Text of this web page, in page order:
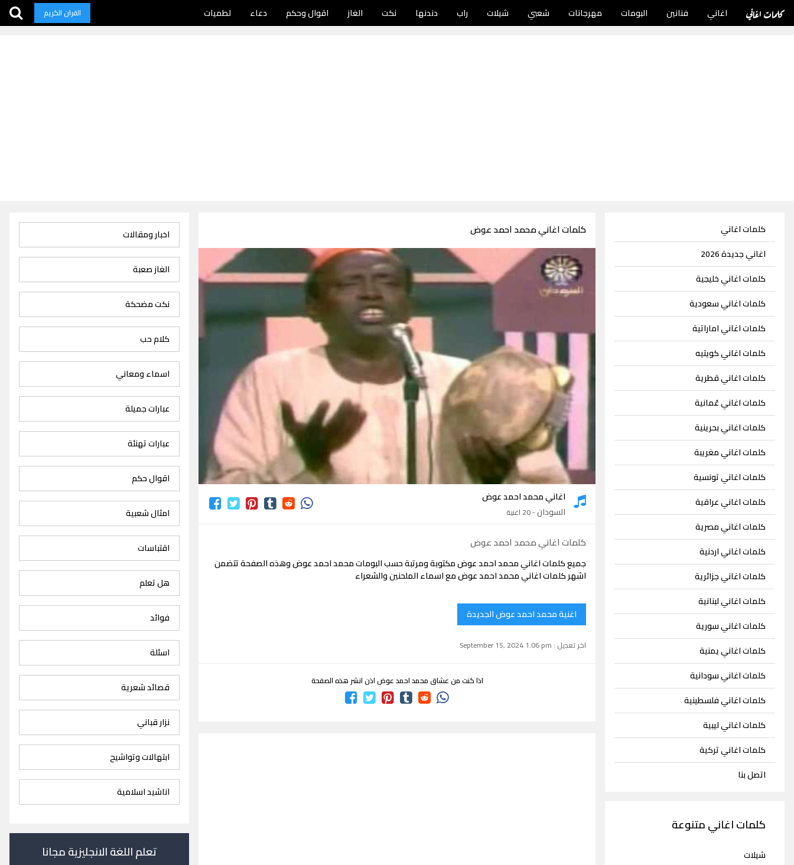
كلمات اغاني اغاني فنانين البومات مهرجانات شعبي شيلات راب دندنها نكت الغاز اقوال وحكم دعاء لطميات القران الكريم
كلمات اغاني
اغاني جديدة 2026
كلمات اغاني خليجية
كلمات اغاني سعودية
كلمات اغاني اماراتية
كلمات اغاني كويتيه
كلمات اغاني قطرية
كلمات اغاني عُمانية
كلمات اغاني بحرينية
كلمات اغاني مغريبة
كلمات اغاني تونسية
كلمات اغاني عراقية
كلمات اغاني مصرية
كلمات اغاني اردنية
كلمات اغاني جزائرية
كلمات اغاني لبنانية
كلمات اغاني سورية
كلمات اغاني يمنية
كلمات اغاني سودانية
كلمات اغاني فلسطينية
كلمات اغاني ليبية
كلمات اغاني تركية
اتصل بنا
كلمات اغاني متنوعة
شيلات
كلمات اغاني محمد احمد عوض
كلمات اغاني محمد احمد عوض
اغاني محمد احمد عوض
السودان- 20 اغنية
كلمات اغاني محمد احمد عوض
جميع كلمات اغاني محمد احمد عوض مكتوبة ومرتبة حسب البومات محمد احمد عوض وهذه الصفحة تتضمن
اشهر كلمات اغاني محمد احمد عوض مع اسماء الملحنين والشعراء
اغنية محمد احمد عوض الجديدة
اخر تعديل : September 15, 2024 1:06 pm
اذا كنت من عشاق محمد احمد عوض اذن انشر هذه الصفحة
اخبار ومقالات
الغاز صعبة
نكت مضحكة
كلام حب
اسماء ومعاني
عبارات جميلة
عبارات تهنئة
اقوال حكم
امثال شعبية
اقتباسات
هل تعلم
فوائد
اسئلة
قصائد شعرية
نزار قباني
ابتهالات وتواشيح
اناشيد اسلامية
تعلم اللغة الانجليزية مجانا